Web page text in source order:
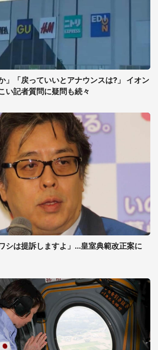
」「戻っていいとアナウンスは?」 イオン
い記者質問に疑問も続々
シは提訴しますよ」...皇室典範改正案に